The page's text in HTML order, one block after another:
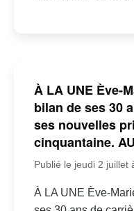
À LA UNE Ève-
bilan de ses 30
ses nouvelles
cinquantaine.
Publié le jeudi 2 juillet
À LA UNE Ève-